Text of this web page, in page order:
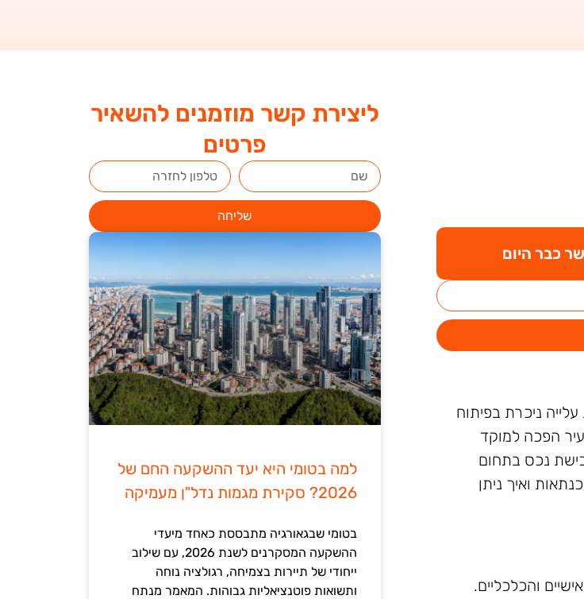
ליצירת קשר מוזמנים להשאיר
פרטים
שליחה
למה בטומי היא יעד ההשקעה החם של
2026? סקירת מגמות נדל"ן מעמיקה
בטומי שבגאורגיה מתבססת כאחד מיעדי
ההשקעה המסקרנים לשנת 2026, עם שילוב
ייחודי של תיירות בצמיחה, רגולציה נוחה
ותשואות פוטנציאליות גבוהות. המאמר מנתח
כבר היום
ניכרת בפיתוח
הפכה למוקד
נכס בתחום
ואיך ניתן
והכלכליים.